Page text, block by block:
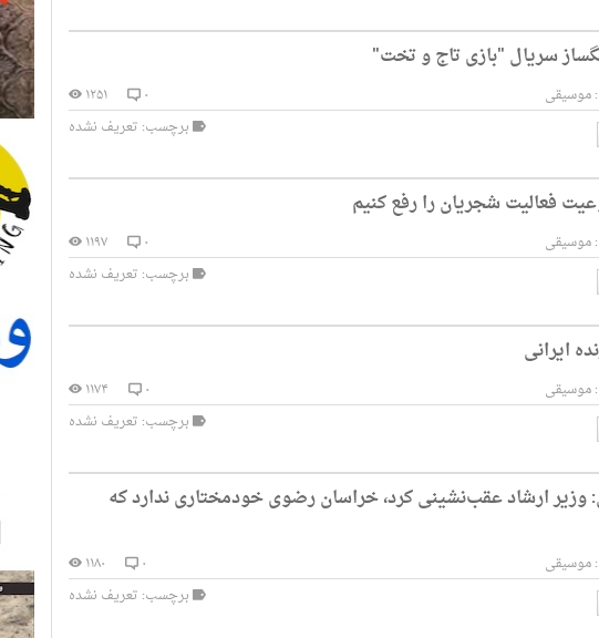
سریال "بازی تاج و تخت"
موسیقی ۰ ۱۲۵۱
برچسب: تعریف نشده
فعالیت شجریان را رفع کنیم
موسیقی ۰ ۱۱۹۷
برچسب: تعریف نشده
ایرانی
موسیقی ۰ ۱۱۷۴
برچسب: تعریف نشده
علی مطهری٬ نایب رئیس مجلس: وزیر ارشاد عقب‌نشینی کرد٬ خراسان رضوی خودمختاری ندارد که
موسیقی ۰ ۱۱۸۰
برچسب: تعریف نشده